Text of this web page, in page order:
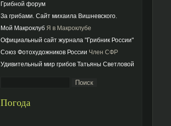
Грибной форум
За грибами. Сайт михаила Вишневского.
Мой Макроклуб Я в Макроклубе
Официальный сайт журнала "Грибник России"
Союз Фотохудожников России Член СФР
Удивительный мир грибов Татьяны Светловой
Погода